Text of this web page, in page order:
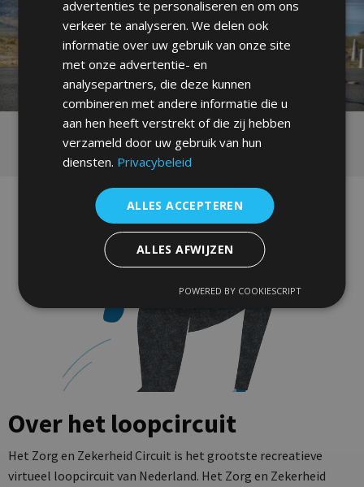
Over het loopcircuit
Het Zorg en Zekerheid Circuit is het grootste recreatieve
virtueel loopcircuit van Nederland. Het Zorg en Zekerheid
advertenties te personaliseren en om ons
verkeer te analyseren. We delen ook
informatie over uw gebruik van onze site
met onze advertentie- en
analysepartners, die deze kunnen
combineren met andere informatie die u
aan hen heeft verstrekt of die zij hebben
verzameld door uw gebruik van hun
diensten. Privacybeleid
ALLES ACCEPTEREN
ALLES AFWIJZEN
POWERED BY COOKIESCRIPT